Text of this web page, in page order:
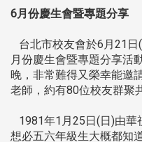
6月份慶生會暨專題分享
台北市校友會於6月21日
月份慶生會暨專題分享活
晚，非常難得又榮幸能邀
老師，約有80位校友群聚
1981年1月25日(日)由華
想必五六年級生大概都知